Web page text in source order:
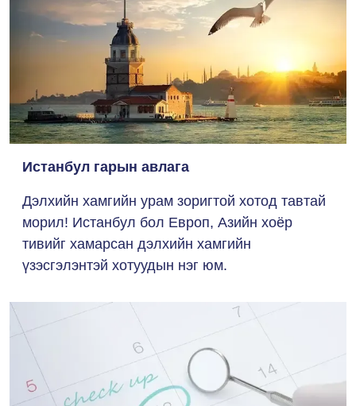
Истанбул гарын авлага
Дэлхийн хамгийн урам зоригтой хотод тавтай
морил! Истанбул бол Европ, Азийн хоёр
тивийг хамарсан дэлхийн хамгийн
үзэсгэлэнтэй хотуудын нэг юм.